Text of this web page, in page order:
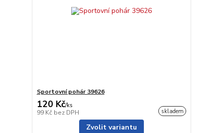
Sportovní pohár 39626
120 Kč/ks
99 Kč bez DPH skladem
Zvolit variantu